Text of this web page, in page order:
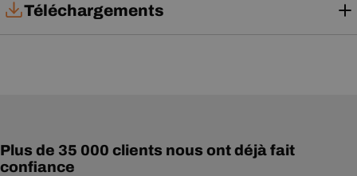
Téléchargements
Plus de 35 000 clients nous ont déjà fait
confiance